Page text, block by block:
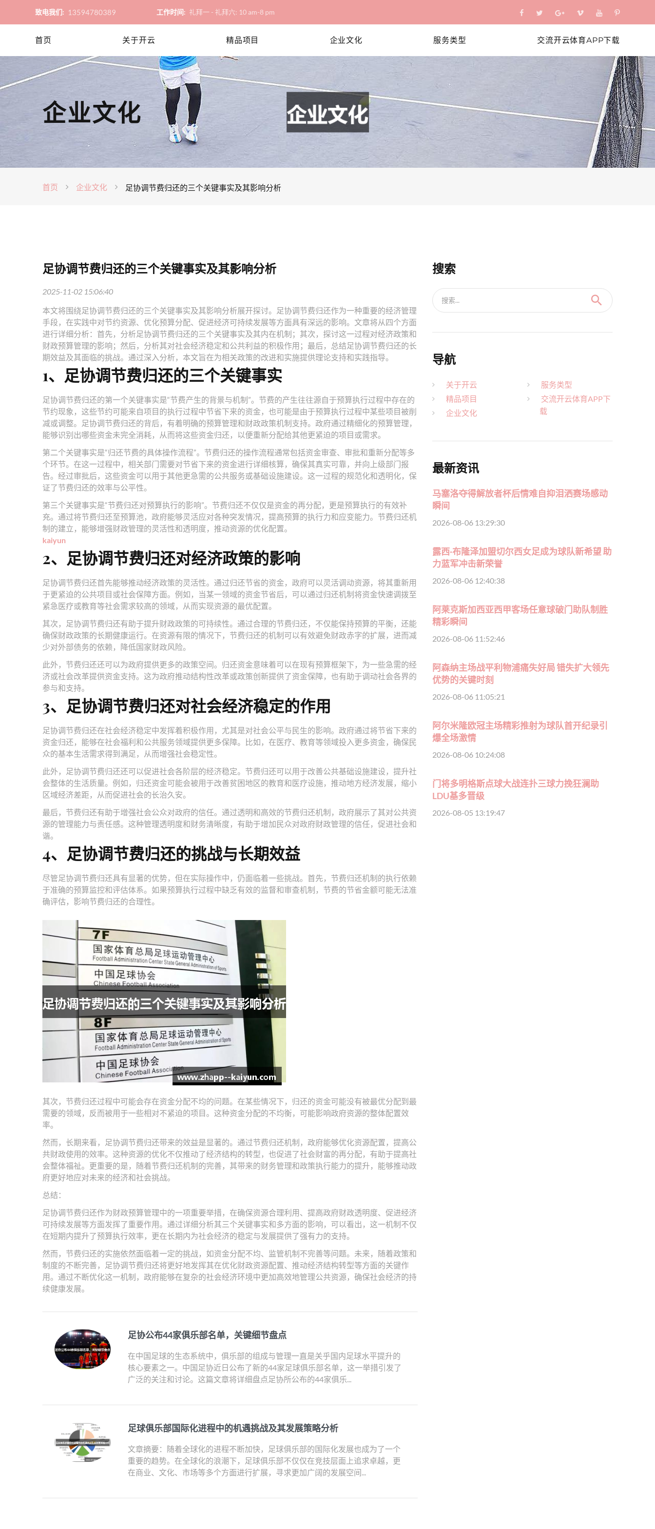
致电我们: 13594780389 工作时间: 礼拜一 - 礼拜六: 10 am-8 pm
首页 关于开云 精品项目 企业文化 服务类型 交流开云体育APP下载
企业文化
首页 企业文化 足协调节费归还的三个关键事实及其影响分析
足协调节费归还的三个关键事实及其影响分析
2025-11-02 15:06:40
本文将围绕足协调节费归还的三个关键事实及其影响分析展开探讨。足协调节费归还作为一种重要的经济管理
手段，在实践中对节约资源、优化预算分配、促进经济可持续发展等方面具有深远的影响。文章将从四个方面
进行详细分析：首先，分析足协调节费归还的三个关键事实及其内在机制；其次，探讨这一过程对经济政策和
财政预算管理的影响；然后，分析其对社会经济稳定和公共利益的积极作用；最后，总结足协调节费归还的长
期效益及其面临的挑战。通过深入分析，本文旨在为相关政策的改进和实施提供理论支持和实践指导。
1、足协调节费归还的三个关键事实
足协调节费归还的第一个关键事实是“节费产生的背景与机制”。节费的产生往往源自于预算执行过程中存在的
节约现象，这些节约可能来自项目的执行过程中节省下来的资金，也可能是由于预算执行过程中某些项目被削
减或调整。足协调节费归还的背后，有着明确的预算管理和财政政策机制支持。政府通过精细化的预算管理，
能够识别出哪些资金未完全消耗，从而将这些资金归还，以便重新分配给其他更紧迫的项目或需求。
第二个关键事实是“归还节费的具体操作流程”。节费归还的操作流程通常包括资金审查、审批和重新分配等多
个环节。在这一过程中，相关部门需要对节省下来的资金进行详细核算，确保其真实可靠，并向上级部门报
告。经过审批后，这些资金可以用于其他更急需的公共服务或基础设施建设。这一过程的规范化和透明化，保
证了节费归还的效率与公平性。
第三个关键事实是“节费归还对预算执行的影响”。节费归还不仅仅是资金的再分配，更是预算执行的有效补
充。通过将节费归还至预算池，政府能够灵活应对各种突发情况，提高预算的执行力和应变能力。节费归还机
制的建立，能够增强财政管理的灵活性和透明度，推动资源的优化配置。
kaiyun
2、足协调节费归还对经济政策的影响
足协调节费归还首先能够推动经济政策的灵活性。通过归还节省的资金，政府可以灵活调动资源，将其重新用
于更紧迫的公共项目或社会保障方面。例如，当某一领域的资金节省后，可以通过归还机制将资金快速调拨至
紧急医疗或教育等社会需求较高的领域，从而实现资源的最优配置。
其次，足协调节费归还有助于提升财政政策的可持续性。通过合理的节费归还，不仅能保持预算的平衡，还能
确保财政政策的长期健康运行。在资源有限的情况下，节费归还的机制可以有效避免财政赤字的扩展，进而减
少对外部债务的依赖，降低国家财政风险。
此外，节费归还还可以为政府提供更多的政策空间。归还资金意味着可以在现有预算框架下，为一些急需的经
济或社会改革提供资金支持。这为政府推动结构性改革或政策创新提供了资金保障，也有助于调动社会各界的
参与和支持。
3、足协调节费归还对社会经济稳定的作用
足协调节费归还在社会经济稳定中发挥着积极作用，尤其是对社会公平与民生的影响。政府通过将节省下来的
资金归还，能够在社会福利和公共服务领域提供更多保障。比如，在医疗、教育等领域投入更多资金，确保民
众的基本生活需求得到满足，从而增强社会稳定性。
此外，足协调节费归还还可以促进社会各阶层的经济稳定。节费归还可以用于改善公共基础设施建设，提升社
会整体的生活质量。例如，归还资金可能会被用于改善贫困地区的教育和医疗设施，推动地方经济发展，缩小
区域经济差距，从而促进社会的长治久安。
最后，节费归还有助于增强社会公众对政府的信任。通过透明和高效的节费归还机制，政府展示了其对公共资
源的管理能力与责任感。这种管理透明度和财务清晰度，有助于增加民众对政府财政管理的信任，促进社会和
谐。
4、足协调节费归还的挑战与长期效益
尽管足协调节费归还具有显著的优势，但在实际操作中，仍面临着一些挑战。首先，节费归还机制的执行依赖
于准确的预算监控和评估体系。如果预算执行过程中缺乏有效的监督和审查机制，节费的节省金额可能无法准
确评估，影响节费归还的合理性。
其次，节费归还过程中可能会存在资金分配不均的问题。在某些情况下，归还的资金可能没有被最优分配到最
需要的领域，反而被用于一些相对不紧迫的项目。这种资金分配的不均衡，可能影响政府资源的整体配置效
率。
然而，长期来看，足协调节费归还带来的效益是显著的。通过节费归还机制，政府能够优化资源配置，提高公
共财政使用的效率。这种资源的优化不仅推动了经济结构的转型，也促进了社会财富的再分配，有助于提高社
会整体福祉。更重要的是，随着节费归还机制的完善，其带来的财务管理和政策执行能力的提升，能够推动政
府更好地应对未来的经济和社会挑战。
总结：
足协调节费归还作为财政预算管理中的一项重要举措，在确保资源合理利用、提高政府财政透明度、促进经济
可持续发展等方面发挥了重要作用。通过详细分析其三个关键事实和多方面的影响，可以看出，这一机制不仅
在短期内提升了预算执行效率，更在长期内为社会经济的稳定与发展提供了强有力的支持。
然而，节费归还的实施依然面临着一定的挑战，如资金分配不均、监管机制不完善等问题。未来，随着政策和
制度的不断完善，足协调节费归还将更好地发挥其在优化财政资源配置、推动经济结构转型等方面的关键作
用。通过不断优化这一机制，政府能够在复杂的社会经济环境中更加高效地管理公共资源，确保社会经济的持
续健康发展。
足协公布44家俱乐部名单，关键细节盘点
在中国足球的生态系统中，俱乐部的组成与管理一直是关乎国内足球水平提升的
核心要素之一。中国足协近日公布了新的44家足球俱乐部名单，这一举措引发了
广泛的关注和讨论。这篇文章将详细盘点足协所公布的44家俱乐...
足球俱乐部国际化进程中的机遇挑战及其发展策略分析
文章摘要：随着全球化的进程不断加快，足球俱乐部的国际化发展也成为了一个
重要的趋势。在全球化的浪潮下，足球俱乐部不仅仅在竞技层面上追求卓越，更
在商业、文化、市场等多个方面进行扩展，寻求更加广阔的发展空间...
搜索
搜索...
导航
关于开云
精品项目
企业文化
服务类型
交流开云体育APP下
载
最新资讯
马塞洛夺得解放者杯后情难自抑泪洒赛场感动
瞬间
2026-08-06 13:29:30
露西·布隆泽加盟切尔西女足成为球队新希望 助
力蓝军冲击新荣誉
2026-08-06 12:40:38
阿莱克斯加西亚西甲客场任意球破门助队制胜
精彩瞬间
2026-08-06 11:52:46
阿森纳主场战平利物浦痛失好局 错失扩大领先
优势的关键时刻
2026-08-06 11:05:21
阿尔米隆欧冠主场精彩推射为球队首开纪录引
爆全场激情
2026-08-06 10:24:08
门将多明格斯点球大战连扑三球力挽狂澜助
LDU基多晋级
2026-08-05 13:19:47